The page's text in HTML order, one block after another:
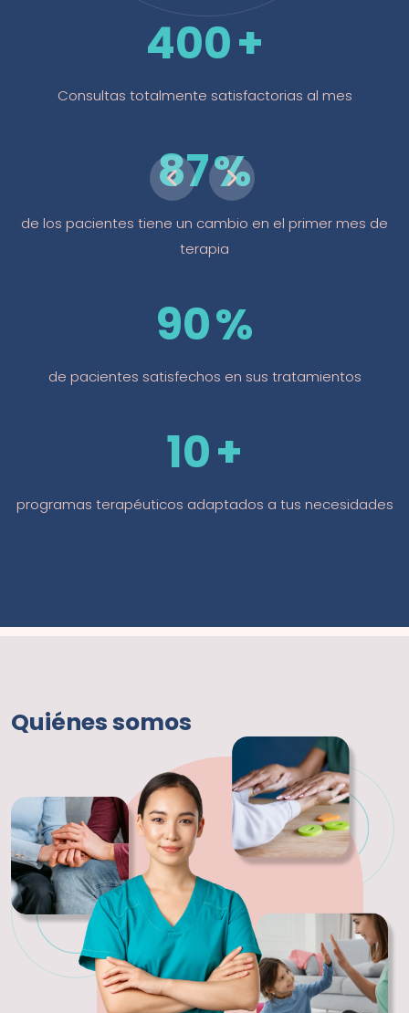
400
Consultas totalmente satisfactorias al mes
87
de los pacientes tiene un cambio en el primer mes de
terapia
90
de pacientes satisfechos en sus tratamientos
10
programas terapéuticos adaptados a tus necesidades
Quiénes somos